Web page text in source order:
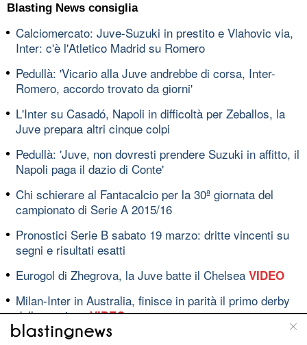
Blasting News consiglia
Calciomercato: Juve-Suzuki in prestito e Vlahovic via,
Inter: c'è l'Atletico Madrid su Romero
Pedullà: 'Vicario alla Juve andrebbe di corsa, Inter-
Romero, accordo trovato da giorni'
L'Inter su Casadó, Napoli in difficoltà per Zeballos, la
Juve prepara altri cinque colpi
Pedullà: 'Juve, non dovresti prendere Suzuki in affitto, il
Napoli paga il dazio di Conte'
Chi schierare al Fantacalcio per la 30ª giornata del
campionato di Serie A 2015/16
Pronostici Serie B sabato 19 marzo: dritte vincenti su
segni e risultati esatti
Eurogol di Zhegrova, la Juve batte il Chelsea VIDEO
Milan-Inter in Australia, finisce in parità il primo derby
della stagioneVIDEO